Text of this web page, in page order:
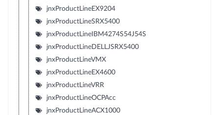
jnxProductLineEX9204
jnxProductLineSRX5400
jnxProductLineIBM4274S54J54S
jnxProductLineDELLJSRX5400
jnxProductLineVMX
jnxProductLineEX4600
jnxProductLineVRR
jnxProductLineOCPAcc
jnxProductLineACX1000